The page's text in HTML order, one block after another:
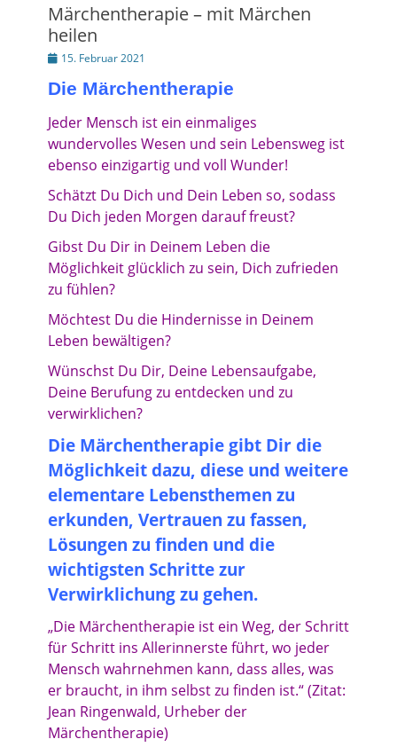
Märchentherapie – mit Märchen
heilen
Posted
15. Februar 2021
Die Märchentherapie
Jeder Mensch ist ein einmaliges
wundervolles Wesen und sein Lebensweg ist
ebenso einzigartig und voll Wunder!
Schätzt Du Dich und Dein Leben so, sodass
Du Dich jeden Morgen darauf freust?
Gibst Du Dir in Deinem Leben die
Möglichkeit glücklich zu sein, Dich zufrieden
zu fühlen?
Möchtest Du die Hindernisse in Deinem
Leben bewältigen?
Wünschst Du Dir, Deine Lebensaufgabe,
Deine Berufung zu entdecken und zu
verwirklichen?
Die Märchentherapie gibt Dir die
Möglichkeit dazu, diese und weitere
elementare Lebensthemen zu
erkunden, Vertrauen zu fassen,
Lösungen zu finden und die
wichtigsten Schritte zur
Verwirklichung zu gehen.
„Die Märchentherapie ist ein Weg, der Schritt
für Schritt ins Allerinnerste führt, wo jeder
Mensch wahrnehmen kann, dass alles, was
er braucht, in ihm selbst zu finden ist.“ (Zitat:
Jean Ringenwald, Urheber der
Märchentherapie)